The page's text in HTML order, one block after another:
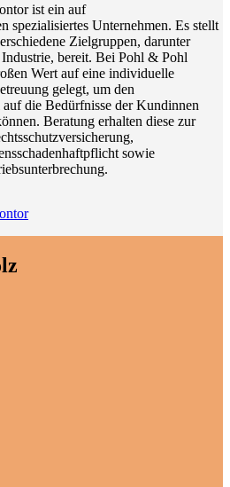
ist ein auf
spezialisiertes Unternehmen. Es stellt
Zielgruppen, darunter
bereit. Bei Pohl & Pohl
Wert auf eine individuelle
gelegt, um den
die Bedürfnisse der Kundinnen
Beratung erhalten diese zur
sowie